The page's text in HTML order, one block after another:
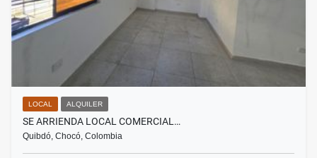
LOCAL ALQUILER
SE ARRIENDA LOCAL COMERCIAL…
Quibdó, Chocó, Colombia